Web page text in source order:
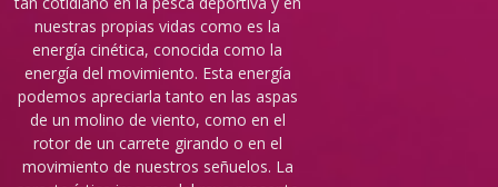
nuestras propias vidas como es la
energía cinética, conocida como la
energía del movimiento. Esta energía
podemos apreciarla tanto en las aspas
de un molino de viento, como en el
rotor de un carrete girando o en el
movimiento de nuestros señuelos. La